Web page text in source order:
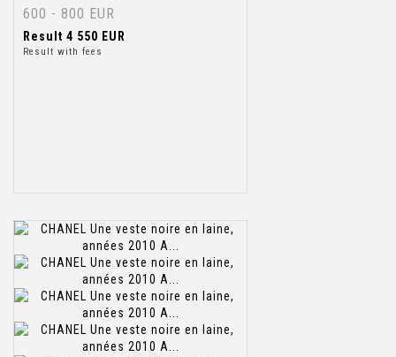
600 - 800 EUR
Result 4 550 EUR
Result with fees